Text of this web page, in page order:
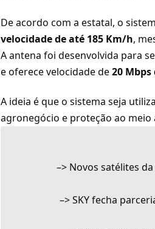
De acordo com a estatal, o
velocidade de até 185 Km/h,
A antena foi desenvolvida para
e oferece velocidade de20
A ideia é que o sistema seja
agronegócio e proteção ao meio
–> Novos satélites
–>SKY fecha